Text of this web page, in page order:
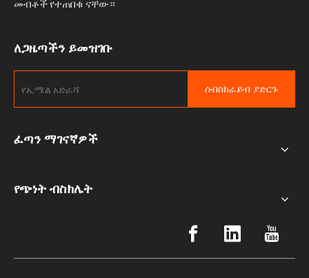
መብቶች የተጠበቁ ናቸው።
ለጋዜጣችን ይመዝገቡ
ሰብስክራይብ ያድርጉ
ፈጣን ማገናኛዎች
የጭነት ብስክሌት